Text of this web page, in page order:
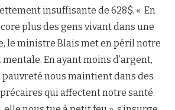
insuffisante de 628$. « En
plus des gens vivant dans une
le ministre Blais met en péril notre
En ayant moins d’argent,
pauvreté nous maintient dans des
qui affectent notre santé.